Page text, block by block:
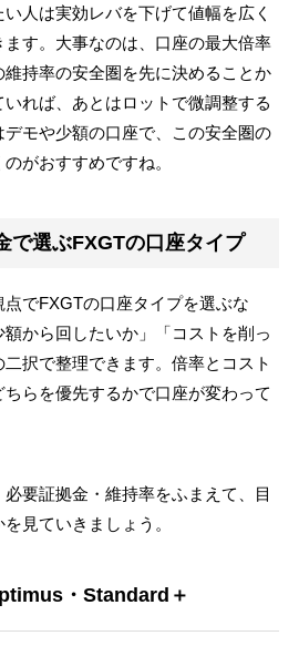
人は実効レバを下げて値幅を広く
す。大事なのは、口座の最大倍率
持率の安全圏を先に決めることか
れば、あとはロットで微調整する
モや少額の口座で、この安全圏の
がおすすめですね。
で選ぶFXGTの口座タイプ
でFXGTの口座タイプを選ぶな
から回したいか」「コストを削っ
択で整理できます。倍率とコスト
らを優先するかで口座が変わって
要証拠金・維持率をふまえて、目
見ていきましょう。
・Standard＋